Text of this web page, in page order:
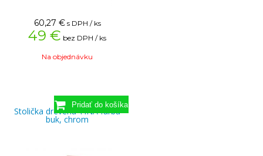
60,27 € s DPH / ks
49 € bez DPH / ks
Na objednávku
Stolička drevená TINA farba
buk, chrom